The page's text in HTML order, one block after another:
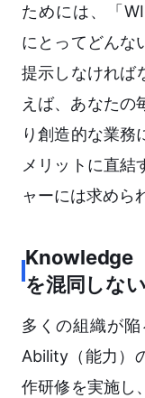
ためには、「
にとってどんな
提示しなければ
えば、あなたの
り創造的な業務
メリットに直結
ャーには求めら
Knowledge
を混同しな
多くの組織が
Ability（能力）
作研修を実施し